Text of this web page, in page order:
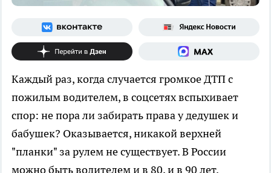
Каждый раз, когда случается громкое ДТП с
пожилым водителем, в соцсетях вспыхивает
спор: не пора ли забирать права у дедушек и
бабушек? Оказывается, никакой верхней
"планки" за рулем не существует. В России
можно быть водителем и в 80, и в 90 лет.